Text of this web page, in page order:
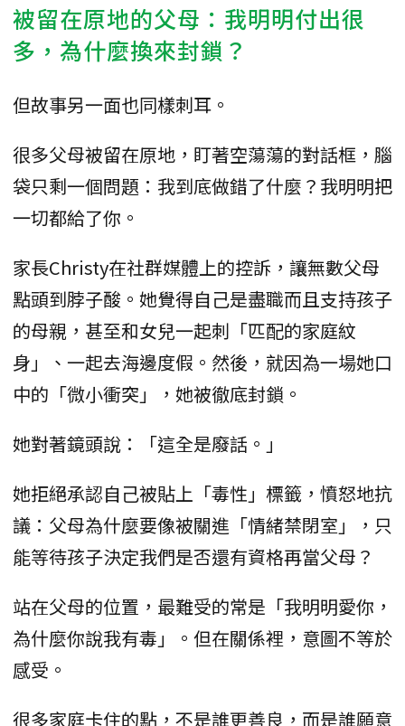
被留在原地的父母：我明明付出很
多，為什麼換來封鎖？
但故事另一面也同樣刺耳。
很多父母被留在原地，盯著空蕩蕩的對話框，腦
袋只剩一個問題：我到底做錯了什麼？我明明把
一切都給了你。
家長Christy在社群媒體上的控訴，讓無數父母
點頭到脖子酸。她覺得自己是盡職而且支持孩子
的母親，甚至和女兒一起刺「匹配的家庭紋
身」、一起去海邊度假。然後，就因為一場她口
中的「微小衝突」，她被徹底封鎖。
她對著鏡頭說：「這全是廢話。」
她拒絕承認自己被貼上「毒性」標籤，憤怒地抗
議：父母為什麼要像被關進「情緒禁閉室」，只
能等待孩子決定我們是否還有資格再當父母？
站在父母的位置，最難受的常是「我明明愛你，
為什麼你說我有毒」。但在關係裡，意圖不等於
感受。
很多家庭卡住的點，不是誰更善良，而是誰願意